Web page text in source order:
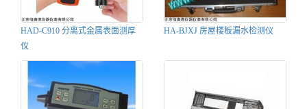
HAD-C910 分离式​金属表面测厚
仪
HA-BJXJ 房屋楼板漏水检测仪